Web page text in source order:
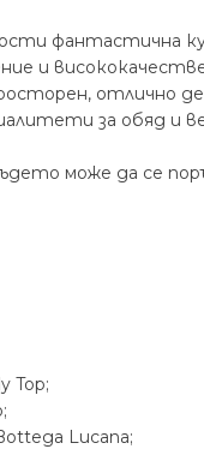
фантастична
и
отлично
за обяд
може да се
Top;
Lucana;